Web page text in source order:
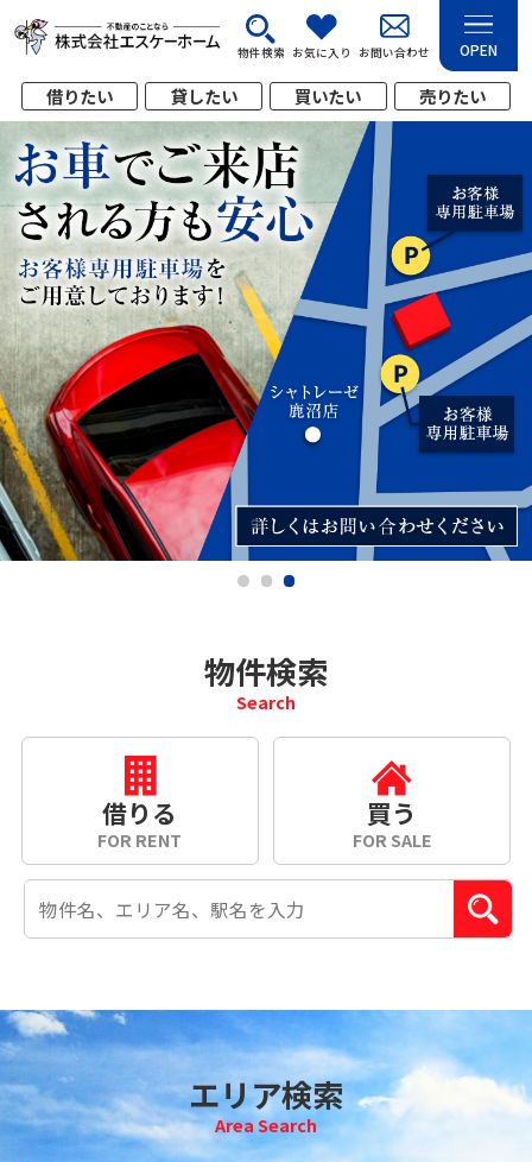
物件検索 お気に入り お問い合わせ OPEN
借りたい 貸したい 買いたい 売りたい
物件検索
Search
借りる
FOR RENT
買う
FOR SALE
エリア検索
Area Search